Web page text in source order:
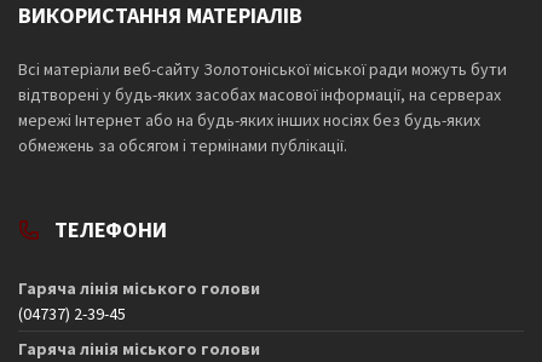
ВИКОРИСТАННЯ МАТЕРІАЛІВ
Всі матеріали веб-сайту Золотоніської міської ради можуть бути
відтворені у будь-яких засобах масової інформації, на серверах
мережі Інтернет або на будь-яких інших носіях без будь-яких
обмежень за обсягом і термінами публікації.
ТЕЛЕФОНИ
Гаряча лінія міського голови
(04737) 2-39-45
Гаряча лінія міського голови